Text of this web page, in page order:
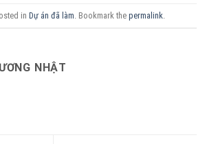
in Dự án đã làm . Bookmark the permalink
NHẬT